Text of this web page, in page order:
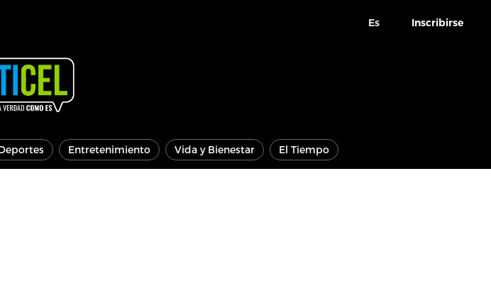
Es Inscribirse
Entretenimiento Vida y Bienestar El Tiempo